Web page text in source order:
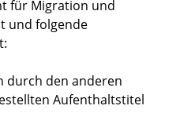
für Migration und
und folgende
durch den anderen
Aufenthaltstitel